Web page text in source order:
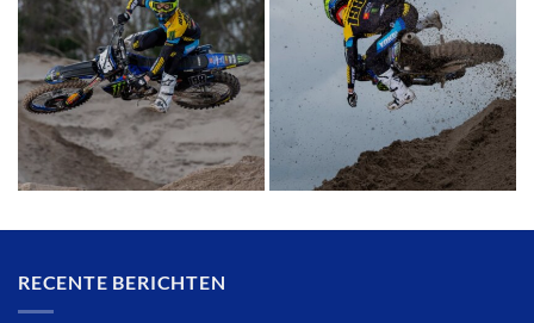
RECENTE BERICHTEN